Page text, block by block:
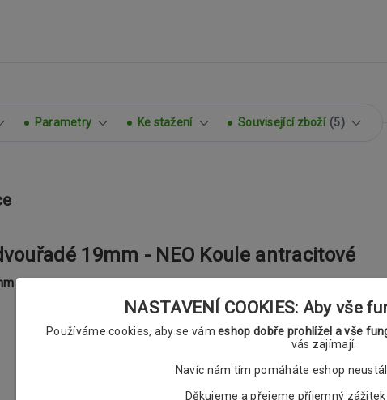
Parametry Ke stažení Související zboží 5
19mm - NEO Koule antracitové
NASTAVENÍ COOKIES: Aby vše
Používáme cookies, aby se vámeshop dobře prohlížel a vše
vás zajímají.
Navíc nám tím pomáháte eshop
Děkujeme a přejeme příjemný